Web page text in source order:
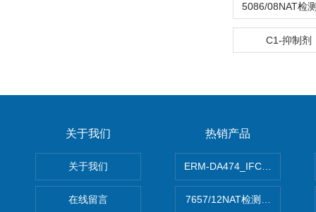
C1-抑制剂
关于我们
关于我们
在线留言
热销产品
ERM-DA474_IFCCC反应蛋
7657/12NAT检测的D型肝炎